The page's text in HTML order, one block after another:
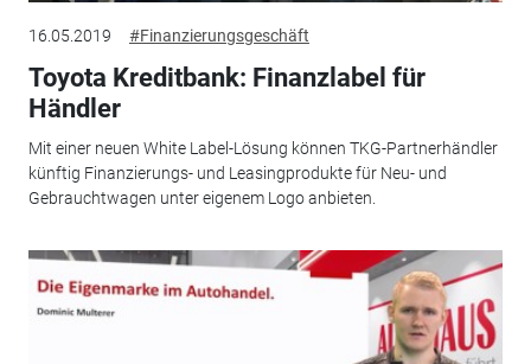
16.05.2019 #Finanzierungsgeschäft
Toyota Kreditbank: Finanzlabel für
Händler
Mit einer neuen White Label-Lösung können TKG-Partnerhändler
künftig Finanzierungs- und Leasingprodukte für Neu- und
Gebrauchtwagen unter eigenem Logo anbieten.